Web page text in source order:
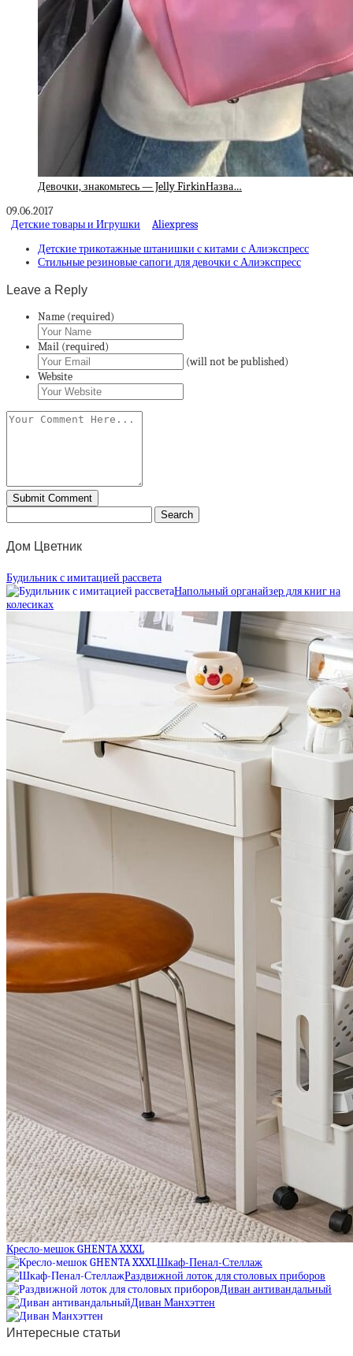
Девочки, знакомьтесь — Jelly FirkinНазва…
09.06.2017
Детские товары и Игрушки
Aliexpress
Детские трикотажные штанишки с китами с Алиэкспресс
Стильные резиновые сапоги для девочки с Алиэкспресс
Leave a Reply
Name (required)
Mail (required)
(will not be published)
Website
Дом Цветник
Будильник с имитацией рассвета
Напольный органайзер для книг на
колесиках
Кресло-мешок GHENTA XXXL
Шкаф-Пенал-Стеллаж
Раздвижной лоток для столовых приборов
Диван антивандальный
Диван Манхэттен
Интересные статьи